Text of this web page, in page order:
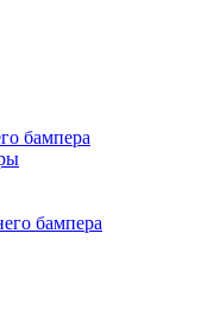
бампера
бампера